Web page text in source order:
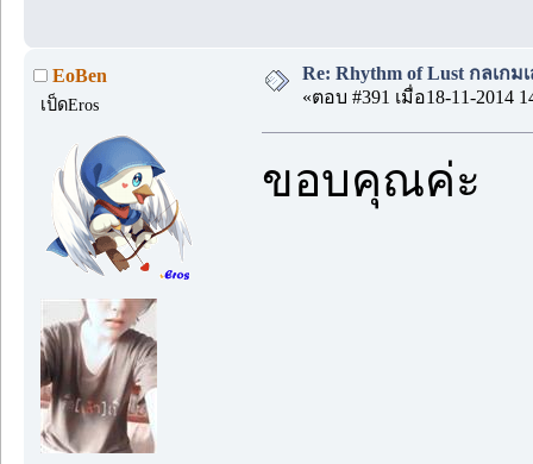
EoBen
เป็ดEros
Re: Rhythm of Lust กลเกม
«ตอบ #391 เมื่อ18-11-2014
ขอบคุณค่ะ